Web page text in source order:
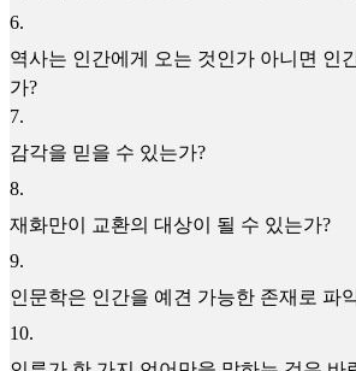
6.
역사는 인간에게 오는 것인가 아니면 인
가?
7.
감각을 믿을 수 있는가?
8.
재화만이 교환의 대상이 될 수 있는가?
9.
인문학은 인간을 예견 가능한 존재로 파
10.